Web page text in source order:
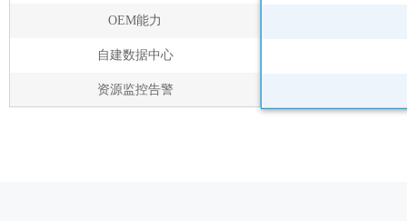
OEM能力
自建数据中心
资源监控告警